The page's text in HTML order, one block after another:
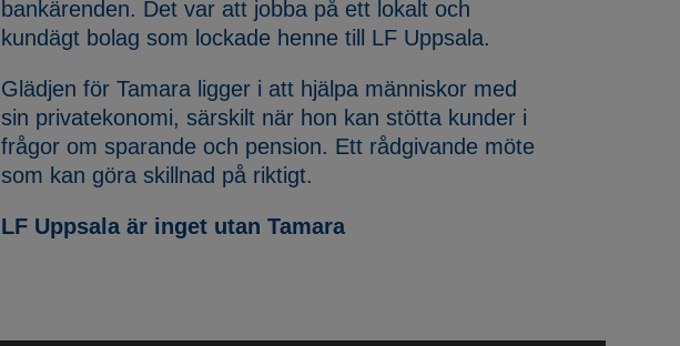
bankärenden. Det var att jobba på ett lokalt och
kundägt bolag som lockade henne till LF Uppsala.
Glädjen för Tamara ligger i att hjälpa människor med
sin privatekonomi, särskilt när hon kan stötta kunder i
frågor om sparande och pension. Ett rådgivande möte
som kan göra skillnad på riktigt.
LF Uppsala är inget utan Tamara